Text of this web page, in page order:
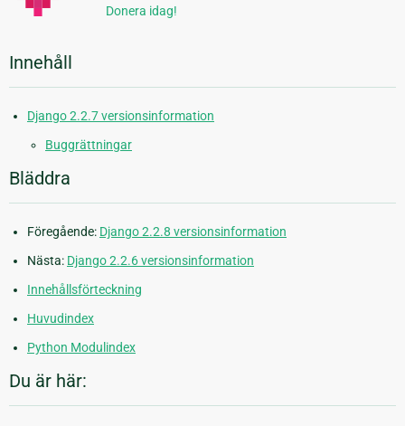
Donera idag!
Innehåll
Django 2.2.7 versionsinformation
Buggrättningar
Bläddra
Föregående: Django 2.2.8 versionsinformation
Nästa: Django 2.2.6 versionsinformation
Innehållsförteckning
Huvudindex
Python Modulindex
Du är här: